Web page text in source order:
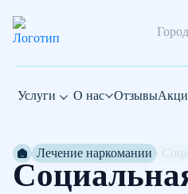
Услуги О нас Отзывы
Лечение наркомании